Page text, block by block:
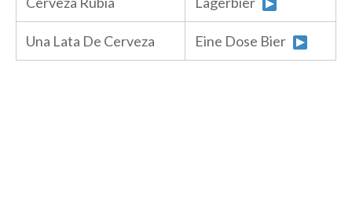
Una Lata De Cerveza Eine Dose Bier